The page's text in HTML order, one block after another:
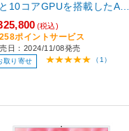
10コアGPUを搭載したAp
M4チップ, 16GB, 512GB
- ブルー ブルー MWV33
(税込)
ポイントサービス
日：2024/11/08発売
取り寄せ （1）